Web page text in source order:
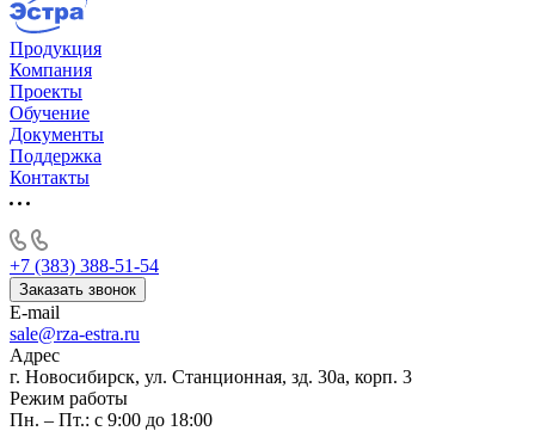
Продукция
Компания
Проекты
Обучение
Документы
Поддержка
Контакты
+7 (383) 388-51-54
Заказать звонок
E-mail
sale@rza-estra.ru
Адрес
г. Новосибирск, ул. Станционная, зд. 30а, корп. 3
Режим работы
Пн. – Пт.: с 9:00 до 18:00